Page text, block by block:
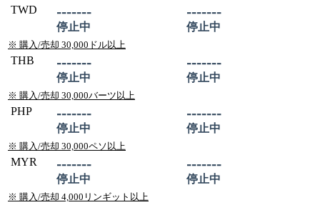
TWD -------
停止中
-------
停止中
※ 購入/売却 30,000ドル以上
THB -------
停止中
-------
停止中
※ 購入/売却 30,000バーツ以上
PHP -------
停止中
-------
停止中
※ 購入/売却 30,000ペソ以上
MYR -------
停止中
-------
停止中
※ 購入/売却 4,000リンギット以上